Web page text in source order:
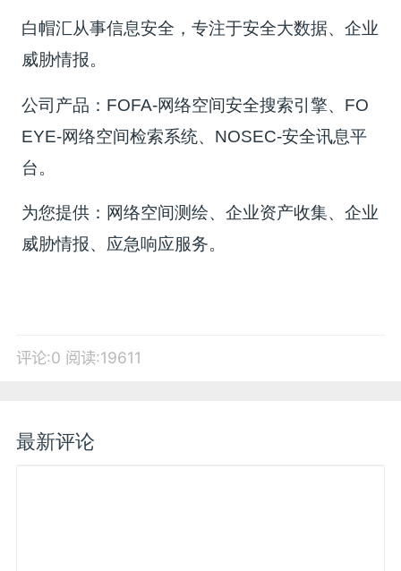
白帽汇从事信息安全，专注于安全大数据、企业
威胁情报。
公司产品：FOFA-网络空间安全搜索引擎、FO
EYE-网络空间检索系统、NOSEC-安全讯息平
台。
为您提供：网络空间测绘、企业资产收集、企业
威胁情报、应急响应服务。
评论:0 阅读:19611
最新评论